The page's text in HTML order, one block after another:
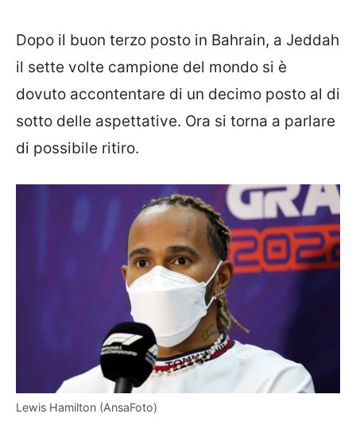
Dopo il buon terzo posto in Bahrain, a Jeddah
il sette volte campione del mondo si è
dovuto accontentare di un decimo posto al di
sotto delle aspettative. Ora si torna a parlare
di possibile ritiro.
Lewis Hamilton (AnsaFoto)